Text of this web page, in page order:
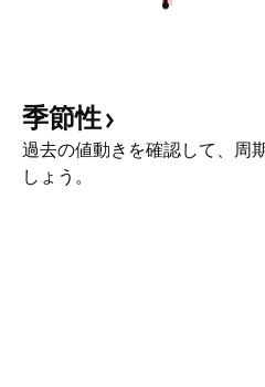
季節性
過去の値動きを確認して、周
しょう。